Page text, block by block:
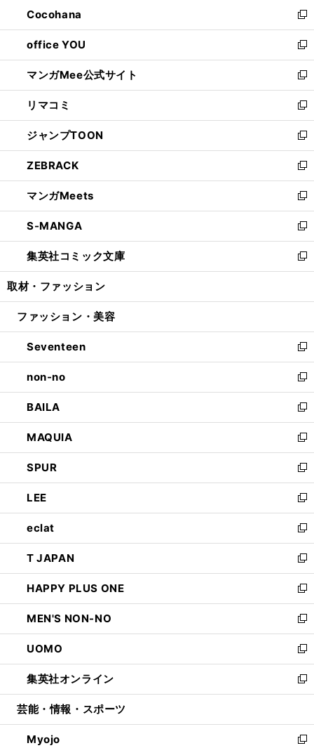
く
で
開
く
ド
ウ
で
開
く
い
ウ
ィ
ン
ド
ウ
で
開
く
Cocohana
新
し
い
ウ
ィ
ン
ド
ウ
で
開
く
office YOU
新
し
い
ウ
ィ
ン
ド
ウ
で
開
く
マンガMee公式サイト
新
し
い
ウ
ィ
ン
ド
ウ
で
開
く
リマコミ
新
し
い
ウ
ィ
ン
ド
ウ
で
開
く
ジャンプTOON
新
し
い
ウ
ィ
ン
ド
ウ
で
開
ZEBRACK
新
し
い
ウ
ィ
ン
ド
ウ
開
マンガMeets
新
し
い
ウ
ィ
ン
ウ
開
く
S-MANGA
新
し
い
ウ
ン
ウ
で
開
く
集英社コミック文庫
新
し
ウ
ン
ド
ウ
で
開
く
取材・ファッション
ファッション・美容
Seventeen
新
し
い
ウ
ィ
ン
ド
ウ
で
開
く
non-no
新
し
い
ウ
ィ
ン
ド
ウ
で
開
く
BAILA
新
し
い
ウ
ィ
ン
ド
ウ
で
開
く
MAQUIA
新
し
い
ウ
ィ
ン
ド
ウ
で
開
く
SPUR
新
し
い
ウ
ィ
ン
ド
ウ
で
開
く
LEE
新
し
い
ウ
ィ
ン
ド
ウ
で
開
く
eclat
新
し
い
ウ
ィ
ン
ド
ウ
で
開
く
T JAPAN
新
し
い
ウ
ィ
ン
ド
ウ
で
開
HAPPY PLUS ONE
新
し
い
ウ
ィ
ン
ド
ウ
開
く
MEN'S NON-NO
新
し
い
ウ
ィ
ン
ウ
で
UOMO
新
し
い
ウ
ン
ド
集英社オンライン
新
し
ウ
ィ
芸能・情報・スポーツ
Myojo
新